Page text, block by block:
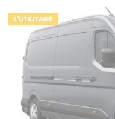
Caisses grands
L'UTILITAIRE